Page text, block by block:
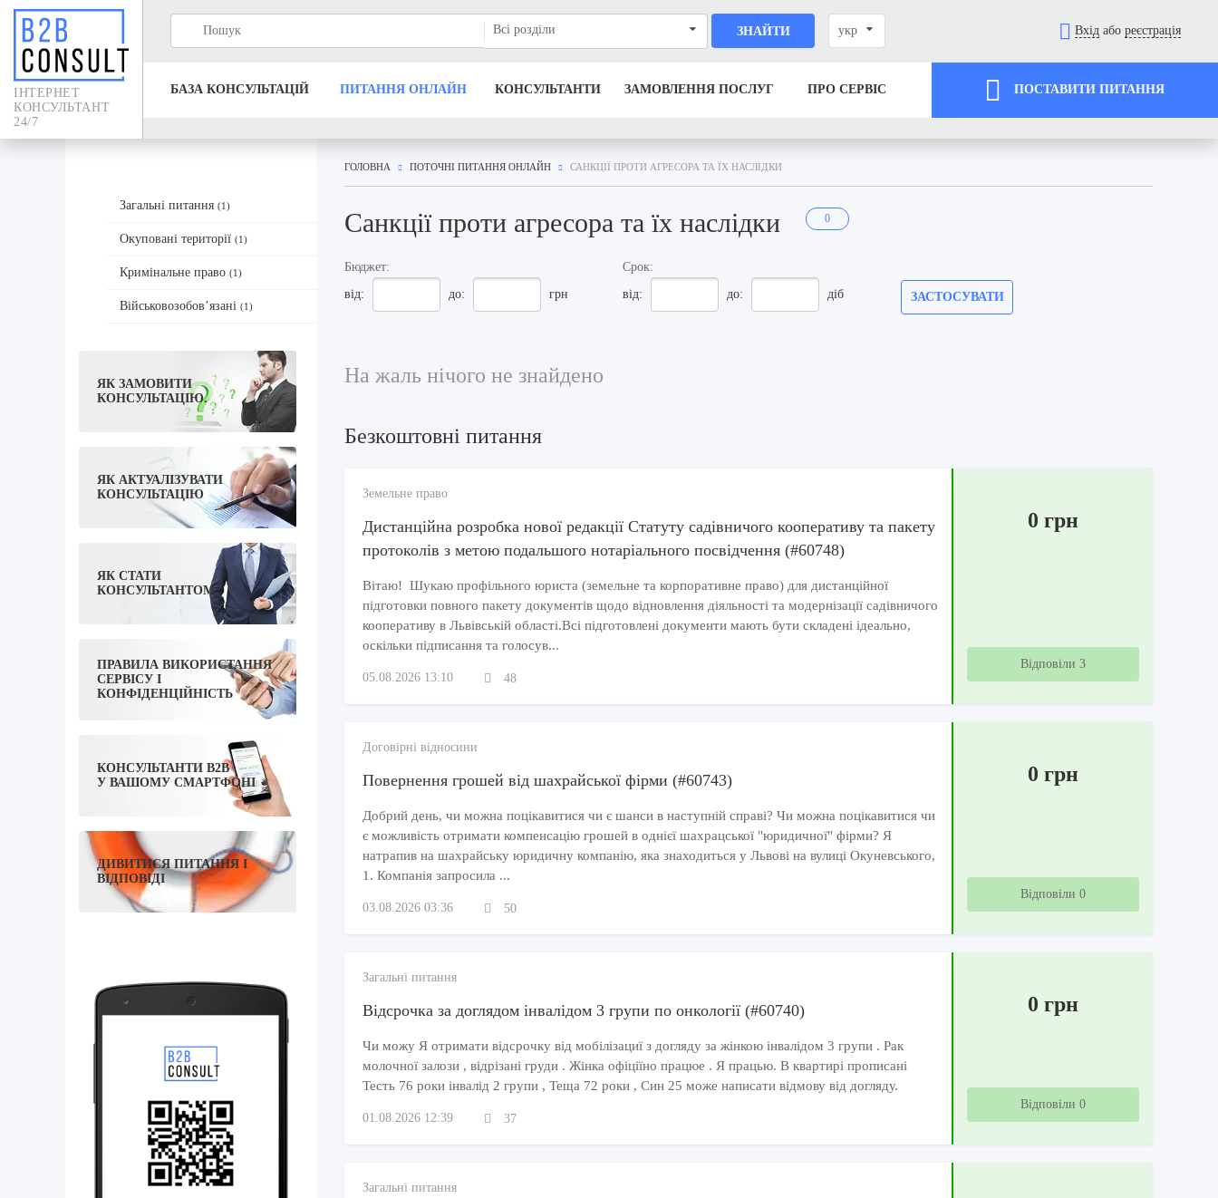
IНТЕРНЕТ
КОНСУЛЬТАНТ
24/7
Всі розділи ЗНАЙТИ укр Вхід або реєстрація
БАЗА КОНСУЛЬТАЦIЙ ПИТАННЯ ОНЛАЙН КОНСУЛЬТАНТИ ЗАМОВЛЕННЯ ПОСЛУГ ПРО СЕРВІС ПОСТАВИТИ ПИТАННЯ
Загальні питання (1)
Окуповані території (1)
Кримінальне право (1)
Військовозобов’язані (1)
ЯК ЗАМОВИТИ
КОНСУЛЬТАЦІЮ.
ЯК АКТУАЛІЗУВАТИ
КОНСУЛЬТАЦІЮ
ЯК СТАТИ
КОНСУЛЬТАНТОМ
ПРАВИЛА ВИКОРИСТАННЯ
СЕРВІСУ І
КОНФІДЕНЦІЙНІСТЬ
КОНСУЛЬТАНТИ B2B
У ВАШОМУ СМАРТФОНІ
ДИВИТИСЯ ПИТАННЯ І
ВІДПОВІДІ
ГОЛОВНА ПОТОЧНІ ПИТАННЯ ОНЛАЙН САНКЦІЇ ПРОТИ АГРЕСОРА ТА ЇХ НАСЛІДКИ
Санкції проти агресора та їх наслідки 0
Бюджет:
від:
до: грн
Срок:
від:
до: діб ЗАСТОСУВАТИ
На жаль нічого не знайдено
Безкоштовні питання
Земельне право
Дистанційна розробка нової редакції Статуту садівничого кооперативу та пакету
протоколів з метою подальшого нотаріального посвідчення (#60748)
Вітаю! Шукаю профільного юриста (земельне та корпоративне право) для дистанційної
підготовки повного пакету документів щодо відновлення діяльності та модернізації садівничого
кооперативу в Львівській області.Всі підготовлені документи мають бути складені ідеально,
оскільки підписання та голосув...
05.08.2026 13:10 48
0 грн
Відповіли 3
Договірні відносини
Повернення грошей від шахрайської фірми (#60743)
Добрий день, чи можна поцікавитися чи є шанси в наступній справі? Чи можна поцікавитися чи
є можливість отримати компенсацію грошей в однієї шахрацської "юридичної" фірми? Я
натрапив на шахрайську юридичну компанію, яка знаходиться у Львові на вулиці Окуневського,
1. Компанія запросила ...
03.08.2026 03:36 50
0 грн
Відповіли 0
Загальні питання
Відсрочка за доглядом інвалідом 3 групи по онкології (#60740)
Чи можу Я отримати відсрочку від мобілізациї з догляду за жінкою інвалідом 3 групи . Рак
молочної залози , відрізані груди . Жінка офіціїно працюе . Я працью. В квартирі прописані
Тесть 76 роки інвалід 2 групи , Теща 72 роки , Син 25 може написати відмову від догляду.
01.08.2026 12:39 37
0 грн
Відповіли 0
Загальні питання